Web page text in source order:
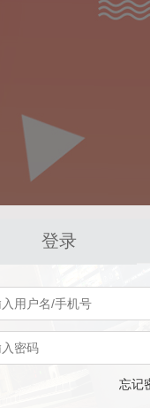
登录
忘记